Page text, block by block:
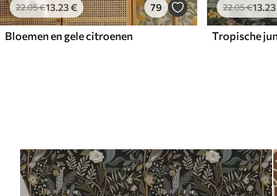
22.05€13.23€ 79
Bloemen en gele citroenen
22.05€13.23